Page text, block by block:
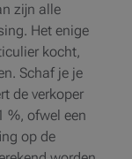
zijn alle
Het enige
kocht,
Schaf je je
de verkoper
%, ofwel een
op de